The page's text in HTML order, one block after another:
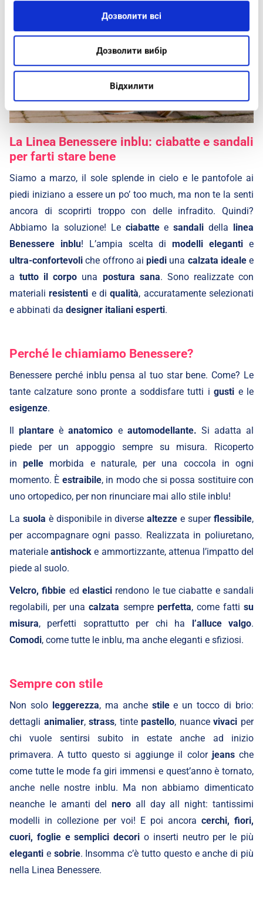
Дозволити всі
Дозволити вибір
Відхилити
lunedì 27 marzo 2023
La Linea Benessere inblu: ciabatte e sandali
per farti stare bene
Siamo a marzo, il sole splende in cielo e le pantofole ai
piedi iniziano a essere un po’ too much, ma non te la senti
ancora di scoprirti troppo con delle infradito. Quindi?
Abbiamo la soluzione! Le ciabatteesandali della linea
Benessere inblu! L’ampia scelta dimodelli eleganti e
ultra-confortevoli che offrono ai piedi una calzata idealee
atutto il corpo una postura sana. Sono realizzate con
materialiresistenti e diqualità, accuratamente selezionati
e abbinati da designer italiani esperti.
Perché le chiamiamo Benessere?
Benessere perché inblu pensa al tuo star bene. Come? Le
tante calzature sono pronte a soddisfare tutti igusti e le
esigenze.
Ilplantare èanatomico e automodellante. Si adatta al
piede per un appoggio sempre su misura. Ricoperto
inpelle morbida e naturale, per una coccola in ogni
momento. È estraibile, in modo che si possa sostituire con
uno ortopedico, per non rinunciare mai allo stile inblu!
La suola è disponibile in diversealtezze e superflessibile,
per accompagnare ogni passo. Realizzata in poliuretano,
materialeantishock e ammortizzante, attenua l’impatto del
piede al suolo.
Velcro, fibbie edelastici rendono le tue ciabatte e sandali
regolabili, per unacalzata sempre perfetta, come fatti su
misura, perfetti soprattutto per chi ha l’alluce valgo.
Comodi, come tutte le inblu, ma anche eleganti e sfiziosi.
Sempre con stile
Non solo leggerezza, ma anche stilee un tocco di brio:
dettagli animalier,strass, tintepastello, nuancevivaci per
chi vuole sentirsi subito in estate anche ad inizio
primavera. A tutto questo si aggiunge il color jeansche
come tutte le mode fa giri immensi e quest’anno è tornato,
anche nelle nostre inblu. Ma non abbiamo dimenticato
neanche le amanti delnero all day all night: tantissimi
modelli in collezione per voi! E poi ancora cerchi, fiori,
cuori, foglie e semplici decori o inserti neutro per le più
eleganti e sobrie. Insomma c’è tutto questo e anche di più
nella Linea Benessere.